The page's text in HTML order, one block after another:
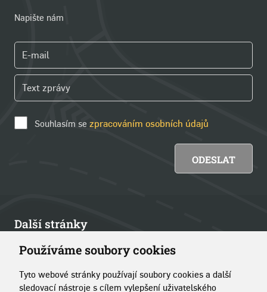
Používáme soubory cookies
Tyto webové stránky používají soubory cookies a další
sledovací nástroje s cílem vylepšení uživatelského
Napište nám
Souhlasím se zpracováním osobních údajů
Další stránky
Články
Kontakt